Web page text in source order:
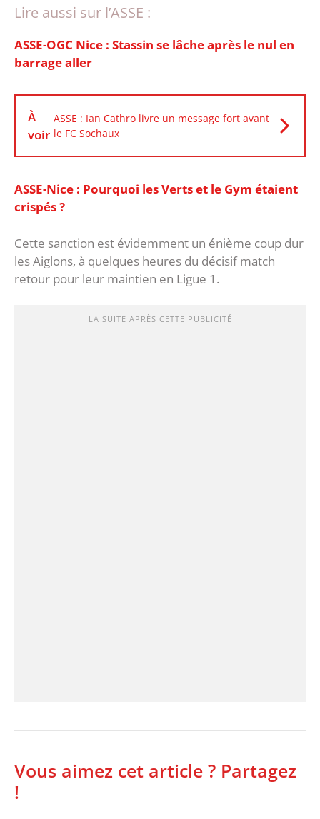
Lire aussi sur l’ASSE :
ASSE-OGC Nice : Stassin se lâche après le nul en
barrage aller
À
voir
ASSE : Ian Cathro livre un message fort avant
le FC Sochaux
ASSE-Nice : Pourquoi les Verts et le Gym étaient
crispés ?
Cette sanction est évidemment un énième coup dur
les Aiglons, à quelques heures du décisif match
retour pour leur maintien en Ligue 1.
LA SUITE APRÈS CETTE PUBLICITÉ
Vous aimez cet article ? Partagez
!